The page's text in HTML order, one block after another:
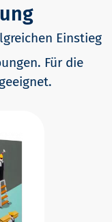
Einstieg
Für die